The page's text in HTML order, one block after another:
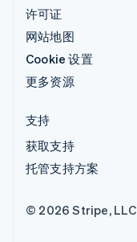
许可证
网站地图
Cookie 设置
更多资源
支持
获取支持
托管支持方案
© 2026 Stripe, LLC